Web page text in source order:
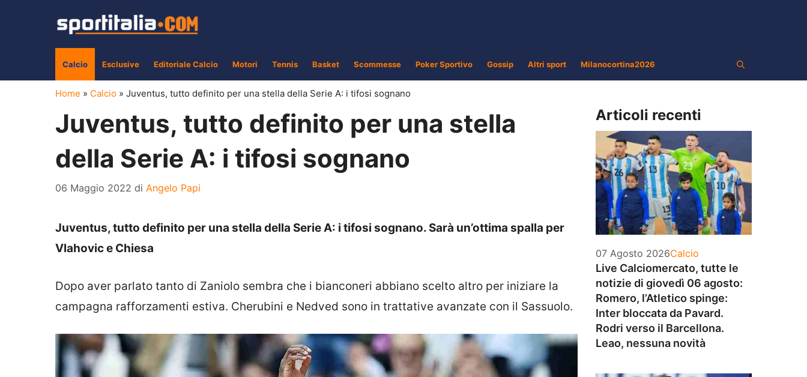
Calcio Esclusive Editoriale Calcio Motori Tennis Basket Scommesse Poker Sportivo Gossip Altri sport Milanocortina2026
Home » Calcio » Juventus, tutto definito per una stella della Serie A: i tifosi sognano
Juventus, tutto definito per una stella
della Serie A: i tifosi sognano
06 Maggio 2022 di Angelo Papi
Juventus, tutto definito per una stella della Serie A: i tifosi sognano. Sarà un’ottima spalla per
Vlahovic e Chiesa
Dopo aver parlato tanto di Zaniolo sembra che i bianconeri abbiano scelto altro per iniziare la
campagna rafforzamenti estiva. Cherubini e Nedved sono in trattative avanzate con il Sassuolo.
Articoli recenti
07 Agosto 2026Categorie
Calcio
Live Calciomercato, tutte le
notizie di giovedì 06 agosto:
Romero, l’Atletico spinge:
Inter bloccata da Pavard.
Rodri verso il Barcellona.
Leao, nessuna novità